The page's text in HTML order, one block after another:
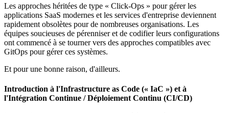
Les approches héritées de type « Click-Ops » pour gérer les
applications SaaS modernes et les services d'entreprise deviennent
rapidement obsolètes pour de nombreuses organisations. Les
équipes soucieuses de pérenniser et de codifier leurs configurations
ont commencé à se tourner vers des approches compatibles avec
GitOps pour gérer ces systèmes.
Et pour une bonne raison, d'ailleurs.
Introduction à l'Infrastructure as Code (« IaC ») et à
l'Intégration Continue / Déploiement Continu (CI/CD)